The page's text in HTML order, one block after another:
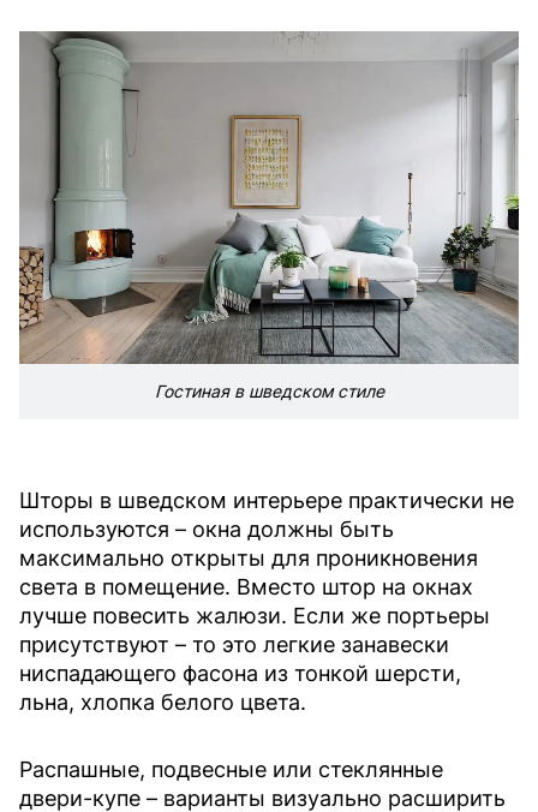
Гостиная в шведском стиле
Шторы в шведском интерьере практически не
используются – окна должны быть
максимально открыты для проникновения
света в помещение. Вместо штор на окнах
лучше повесить жалюзи. Если же портьеры
присутствуют – то это легкие занавески
ниспадающего фасона из тонкой шерсти,
льна, хлопка белого цвета.
Распашные, подвесные или стеклянные
двери-купе – варианты визуально расширить